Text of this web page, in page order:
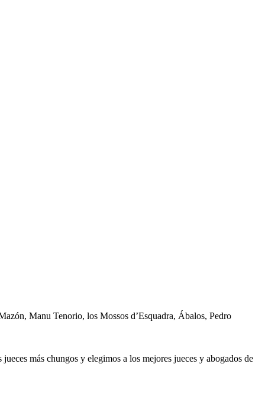
Manu Tenorio, los Mossos d’Esquadra, Ábalos, Pedro
más chungos y elegimos a los mejores jueces y abogados de